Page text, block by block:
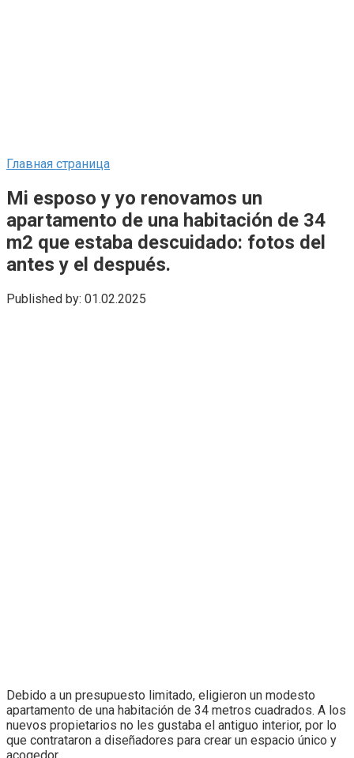
Главная страница
Mi esposo y yo renovamos un
apartamento de una habitación de 34
m2 que estaba descuidado: fotos del
antes y el después.
Published by: 01.02.2025
Debido a un presupuesto limitado, eligieron un modesto
apartamento de una habitación de 34 metros cuadrados. A los
nuevos propietarios no les gustaba el antiguo interior, por lo
que contrataron a diseñadores para crear un espacio único y